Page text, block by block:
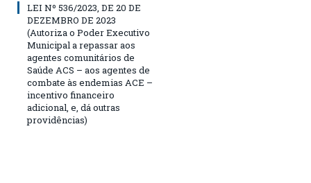
LEI Nº 536/2023, DE 20 DE
DEZEMBRO DE 2023
(Autoriza o Poder Executivo
Municipal a repassar aos
agentes comunitários de
Saúde ACS – aos agentes de
combate às endemias ACE –
incentivo financeiro
adicional, e, dá outras
providências)